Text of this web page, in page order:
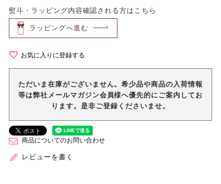
熨斗・ラッピング内容確認される方はこちら
ラッピングへ進む
お気に入りに登録する
ただいま在庫がございません。希少品や商品の入荷情報
等は弊社メールマガジン会員様へ優先的にご案内してお
ります。是非ご登録くださいませ。
商品についてのお問い合わせ
レビューを書く